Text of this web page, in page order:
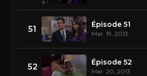
51 Épisode 51
Mar. 19, 2013
52 Épisode 52
Mar. 20, 2013